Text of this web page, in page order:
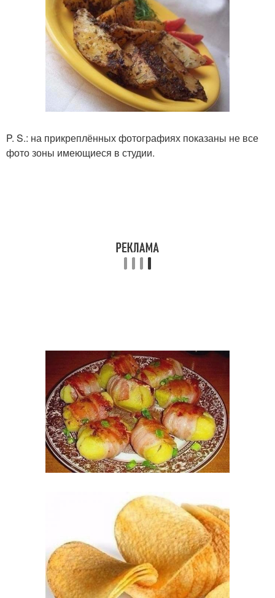
P. S.: на прикреплённых фотографиях показаны не все
фото зоны имеющиеся в студии.